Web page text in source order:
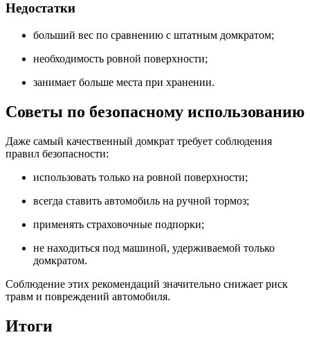
Недостатки
больший вес по сравнению с штатным домкратом;
необходимость ровной поверхности;
занимает больше места при хранении.
Советы по безопасному использованию
Даже самый качественный домкрат требует соблюдения
правил безопасности:
использовать только на ровной поверхности;
всегда ставить автомобиль на ручной тормоз;
применять страховочные подпорки;
не находиться под машиной, удерживаемой только
домкратом.
Соблюдение этих рекомендаций значительно снижает риск
травм и повреждений автомобиля.
Итоги